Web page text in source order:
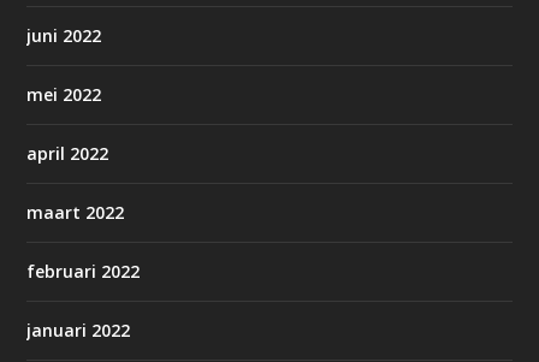
juni 2022
mei 2022
april 2022
maart 2022
februari 2022
januari 2022